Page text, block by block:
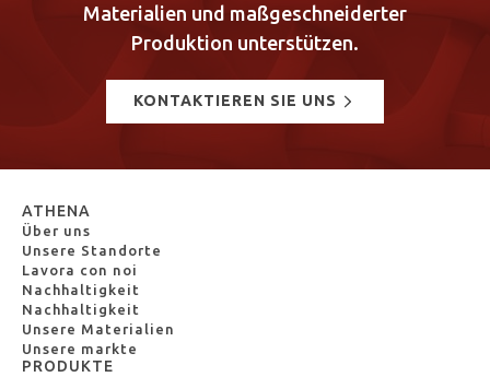
Materialien und maßgeschneiderter
Produktion unterstützen.
KONTAKTIEREN SIE UNS
ATHENA
Über uns
Unsere Standorte
Lavora con noi
Nachhaltigkeit
Nachhaltigkeit
Unsere Materialien
Unsere markte
PRODUKTE